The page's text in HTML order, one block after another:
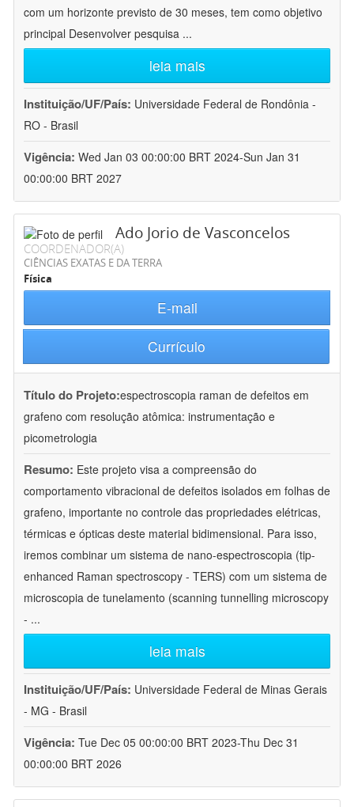
com um horizonte previsto de 30 meses, tem como objetivo
principal Desenvolver pesquisa ...
leia mais
Instituição/UF/País: Universidade Federal de Rondônia -
RO - Brasil
Vigência: Wed Jan 03 00:00:00 BRT 2024-Sun Jan 31
00:00:00 BRT 2027
Ado Jorio de Vasconcelos
COORDENADOR(A)
CIÊNCIAS EXATAS E DA TERRA
Física
E-mail
Currículo
Título do Projeto:espectroscopia raman de defeitos em
grafeno com resolução atômica: instrumentação e
picometrologia
Resumo: Este projeto visa a compreensão do
comportamento vibracional de defeitos isolados em folhas de
grafeno, importante no controle das propriedades elétricas,
térmicas e ópticas deste material bidimensional. Para isso,
iremos combinar um sistema de nano-espectroscopia (tip-
enhanced Raman spectroscopy - TERS) com um sistema de
microscopia de tunelamento (scanning tunnelling microscopy
- ...
leia mais
Instituição/UF/País: Universidade Federal de Minas Gerais
- MG - Brasil
Vigência: Tue Dec 05 00:00:00 BRT 2023-Thu Dec 31
00:00:00 BRT 2026